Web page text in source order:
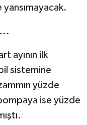
ayının ilk
sistemine
yüzde
ise yüzde